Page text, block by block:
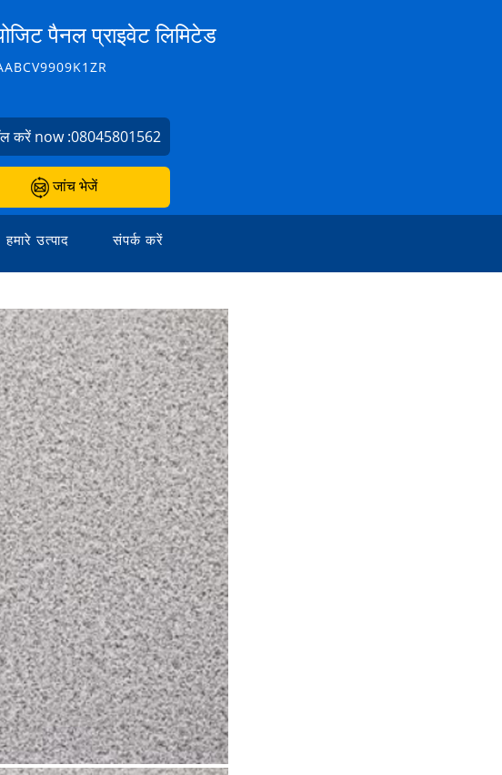
पैनल प्राइवेट लिमिटेड
करें now :08045801562
जांच भेजें
हमारे उत्पाद संपर्क करें